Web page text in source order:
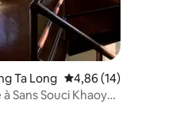
Ta Long Évaluation moyenne
4,86 (14)
Sans Souci Khaoyai